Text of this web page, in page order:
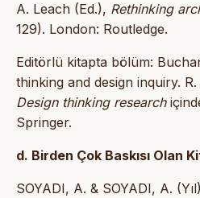
A. Leach (Ed.), Rethinking
129). London: Routledge.
Editörlü kitapta bölüm:
thinking and design inquiry.
Design thinking research
Springer.
d. Birden Çok Baskısı Olan
SOYADI, A. & SOYADI, A.